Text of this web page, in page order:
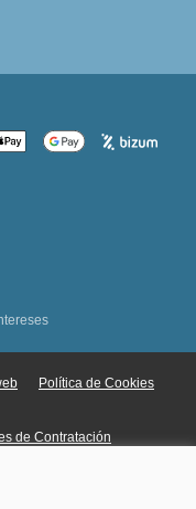
Política de Cookies
de Contratación